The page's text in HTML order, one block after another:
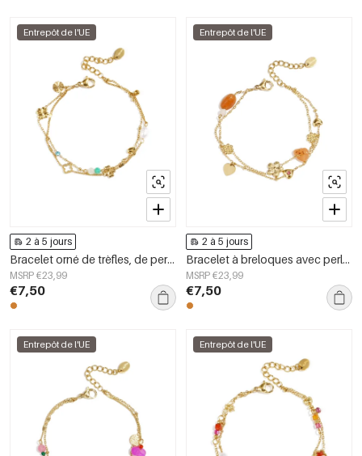
Entrepôt de l'UE
2 à 5 jours
Bracelet orné de trèfles, de perles et de pierres
MSRP €23,99
€7,50
Entrepôt de l'UE
2 à 5 jours
Bracelet à breloques avec perles orange, fleurs et cœurs
MSRP €23,99
€7,50
Entrepôt de l'UE Entrepôt de l'UE